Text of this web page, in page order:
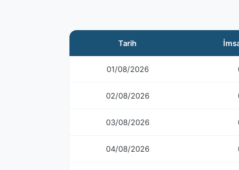
Tarih
01/08/2026
02/08/2026
03/08/2026
04/08/2026